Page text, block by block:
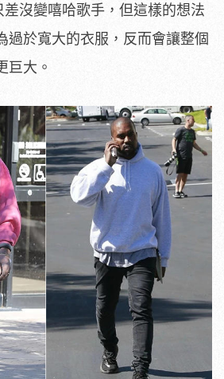
沒變嘻哈歌手，但這樣的想法
過於寬大的衣服，反而會讓整個
巨大。